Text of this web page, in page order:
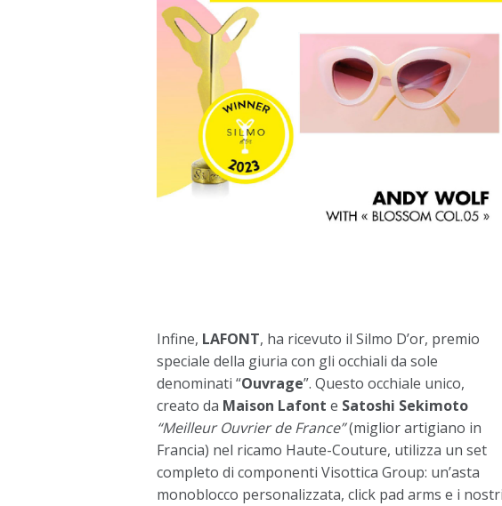
Infine, LAFONT, ha ricevuto il Silmo D’or, premio
speciale della giuria con gli occhiali da sole
denominati “Ouvrage”. Questo occhiale unico,
creato da Maison Lafont e Satoshi Sekimoto
“Meilleur Ouvrier de France”(miglior artigiano in
Francia) nel ricamo Haute-Couture, utilizza un set
completo di componenti Visottica Group: un’asta
monoblocco personalizzata, click pad arms e i nostri